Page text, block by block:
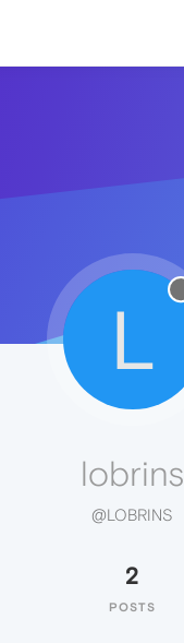
L
lobrins
@LOBRINS
2
POSTS